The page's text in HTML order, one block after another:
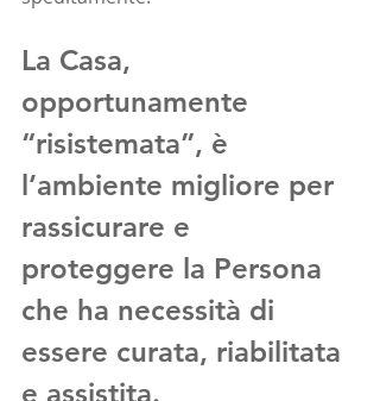
La Casa,
opportunamente
“risistemata”, è
l’ambiente migliore per
rassicurare e
proteggere la Persona
che ha necessità di
essere curata, riabilitata
e assistita.